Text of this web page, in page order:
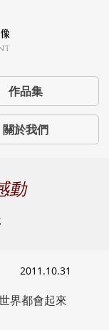
作品集
關於我們
動
2011.10.31
界都會起來